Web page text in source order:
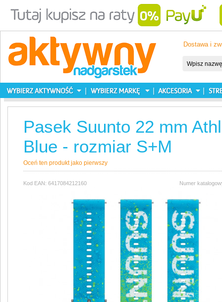
Dostawa i
Pasek Suunto 22 mm
Blue - rozmiar S+M
Oceń ten produkt jako pierwszy
Kod EAN: 6417084212160 Numer